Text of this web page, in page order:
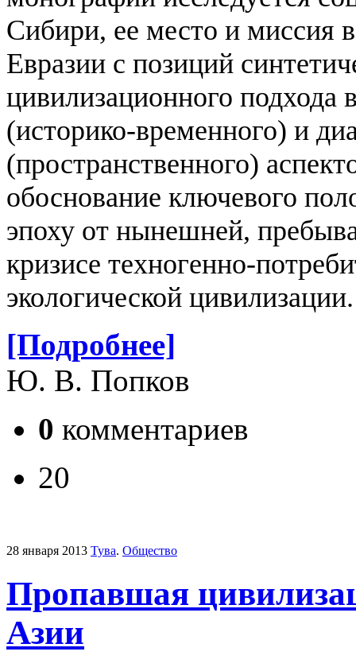
Сибири, ее место и миссия
Евразии с позиций
цивилизационного подхода
(историко-временного) и
(пространственного)
обоснование ключевого
эпоху от нынешней,
кризисе техногенно-
экологической цивилизации.
[Подробнее]
Ю. В. Попков
0 комментариев
20
28 января 2013 Тува. Общество
Пропавшая
Азии